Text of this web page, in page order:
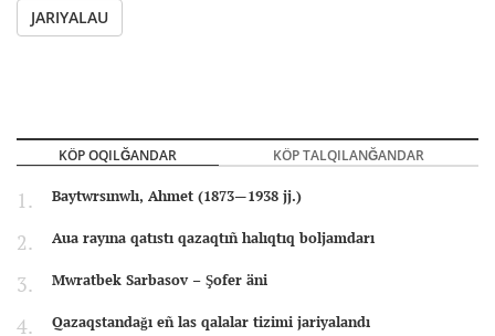
JARIYALAU
KÖP OQILĞANDAR KÖP TALQILANĞANDAR
Baytwrsınwlı, Ahmet (1873—1938 jj.)
Aua rayına qatıstı qazaqtıñ halıqtıq boljamdarı
Mwratbek Sarbasov – Şofer äni
Qazaqstandağı eñ las qalalar tizimi jariyalandı